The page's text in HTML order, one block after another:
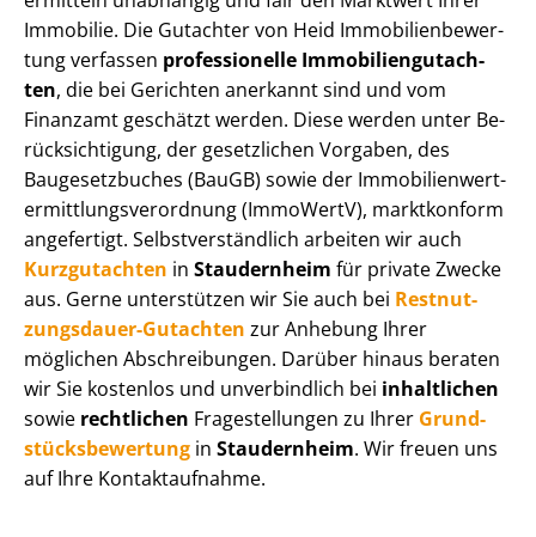
Immobilie. Die Gutachter von Heid Im­mo­bi­li­en­be­wer­
tung verfassen professionelle Im­mo­bi­li­en­gut­ach­
ten, die bei Gerichten anerkannt sind und vom
Finanzamt geschätzt werden. Diese werden unter Be­
rück­sich­ti­gung, der gesetzlichen Vorgaben, des
Baugesetzbuches (BauGB) sowie der Im­mo­bi­li­en­wert­
ermitt­lungs­ver­ord­nung (ImmoWertV), marktkonform
angefertigt. Selbst­ver­ständ­lich arbeiten wir auch
Kurzgutachten in Staudernheim für private Zwecke
aus. Gerne unterstützen wir Sie auch bei Rest­nut­
zungs­dau­er-Gutachten zur Anhebung Ihrer
möglichen Abschreibungen. Darüber hinaus beraten
wir Sie kostenlos und unverbindlich bei inhaltlichen
sowie rechtlichen Fragestellungen zu Ihrer Grund­
stücks­be­wer­tung in Staudernheim. Wir freuen uns
auf Ihre Kontaktaufnahme.